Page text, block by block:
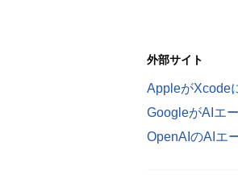
外部サイト